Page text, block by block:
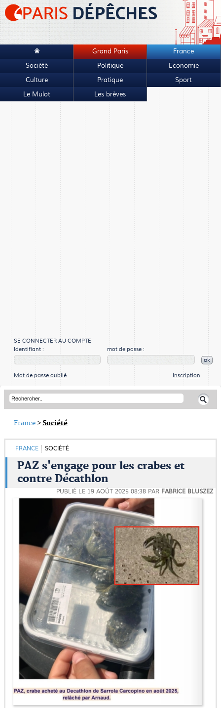
Grand Paris
France
Société
Politique
Economie
Culture
Pratique
Sport
Le Mulot
Les brèves
SE CONNECTER AU COMPTE
Identifiant :
mot de passe :
ok
Mot de passe oublié Inscription
France >Société
FRANCE SOCIÉTÉ
PAZ s'engage pour les crabes et
contre Décathlon
PUBLIÉ LE 19 AOÛT 2025 08:38 PAR FABRICE BLUSZEZ